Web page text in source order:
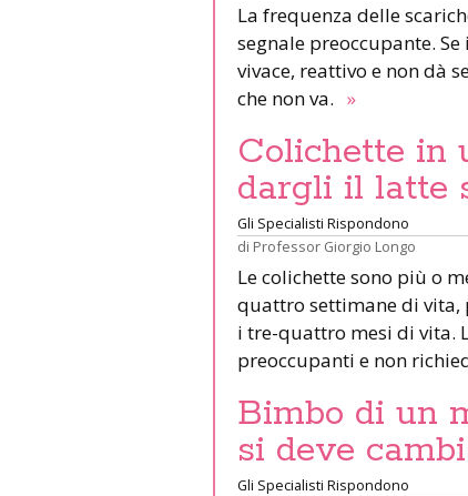
La frequenza delle
segnale preoccupante.
vivace, reattivo e non dà
che non va. »
Colichette in
dargli il latte
Gli Specialisti Rispondono
di Professor Giorgio Longo
Le colichette sono più o
quattro settimane di vita,
i tre-quattro mesi di vita.
preoccupanti e non
Bimbo di un
si deve
Gli Specialisti Rispondono